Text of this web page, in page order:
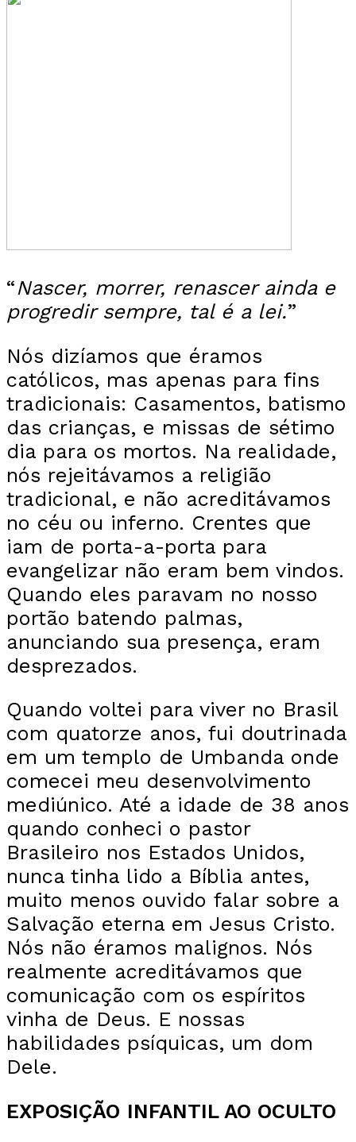
“Nascer, morrer, renascer ainda e
progredir sempre, tal é a lei.”
Nós dizíamos que éramos
católicos, mas apenas para fins
tradicionais: Casamentos, batismo
das crianças, e missas de sétimo
dia para os mortos. Na realidade,
nós rejeitávamos a religião
tradicional, e não acreditávamos
no céu ou inferno. Crentes que
iam de porta-a-porta para
evangelizar não eram bem vindos.
Quando eles paravam no nosso
portão batendo palmas,
anunciando sua presença, eram
desprezados.
Quando voltei para viver no Brasil
com quatorze anos, fui doutrinada
em um templo de Umbanda onde
comecei meu desenvolvimento
mediúnico. Até a idade de 38 anos
quando conheci o pastor
Brasileiro nos Estados Unidos,
nunca tinha lido a Bíblia antes,
muito menos ouvido falar sobre a
Salvação eterna em Jesus Cristo.
Nós não éramos malignos. Nós
realmente acreditávamos que
comunicação com os espíritos
vinha de Deus. E nossas
habilidades psíquicas, um dom
Dele.
EXPOSIÇÃO INFANTIL AO OCULTO